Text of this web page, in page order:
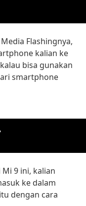
Flashingnya,
kalian ke
bisa gunakan
smartphone
9 ini, kalian
ke dalam
dengan cara